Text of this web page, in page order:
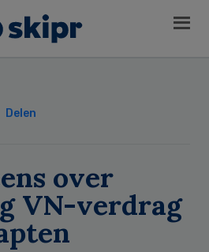
Delen
over
VN-verdrag